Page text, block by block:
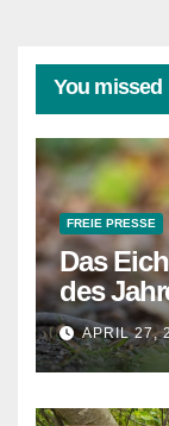
You missed
FREIE PRESSE
Das
des
APRIL 27,